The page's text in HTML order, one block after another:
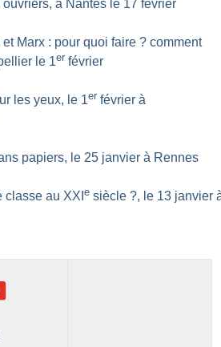
ouvriers, à Nantes le 17 février
Marx : pour quoi faire ? comment
le 1er février
les yeux, le 1er février à
papiers, le 25 janvier à Rennes
classe au XXIe siècle ?, le 13 janvier